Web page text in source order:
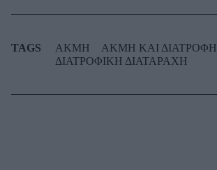
TAGS ΑΚΜΗ
ΑΚΜΗ ΚΑΙ ΔΙΑΤΡΟΦΗ
ΔΙΑΤΡΟΦΙΚΗ ΔΙΑΤΑΡΑΧΗ